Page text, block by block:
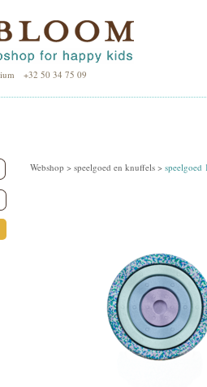
+32 50 34 75 09
Webshop > speelgoed en knuffels > speelgoed